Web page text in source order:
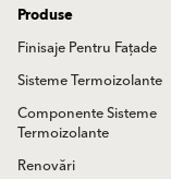
Produse
Finisaje Pentru Fațade
Sisteme Termoizolante
Componente Sisteme
Termoizolante
Renovări